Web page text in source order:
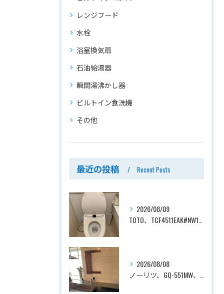
レンジフード
水栓
浴室換気扇
石油給湯器
瞬間湯沸かし器
ビルトイン食洗機
その他
最近の投稿 Recent Posts
2026/08/09
2026/08/08